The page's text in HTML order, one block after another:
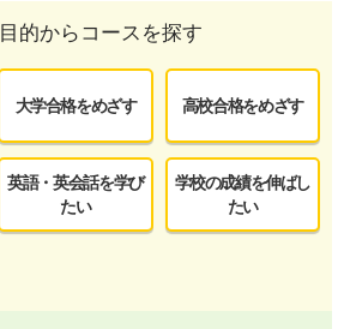
目的からコースを探す
大学合格をめざす 高校合格をめざす
英語・英会話を学び
たい
学校の成績を伸ばし
たい